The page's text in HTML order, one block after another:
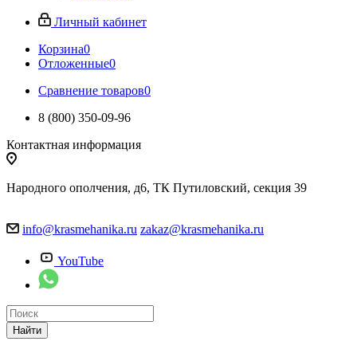
Личный кабинет
Корзина0
Отложенные0
Сравнение товаров0
8 (800) 350-09-96
Контактная информация
Народного ополчения, д6, ТК Путиловский, секция 39
info@krasmehanika.ru zakaz@krasmehanika.ru
YouTube
Найти